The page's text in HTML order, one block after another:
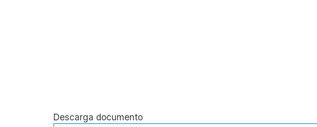
Descarga documento